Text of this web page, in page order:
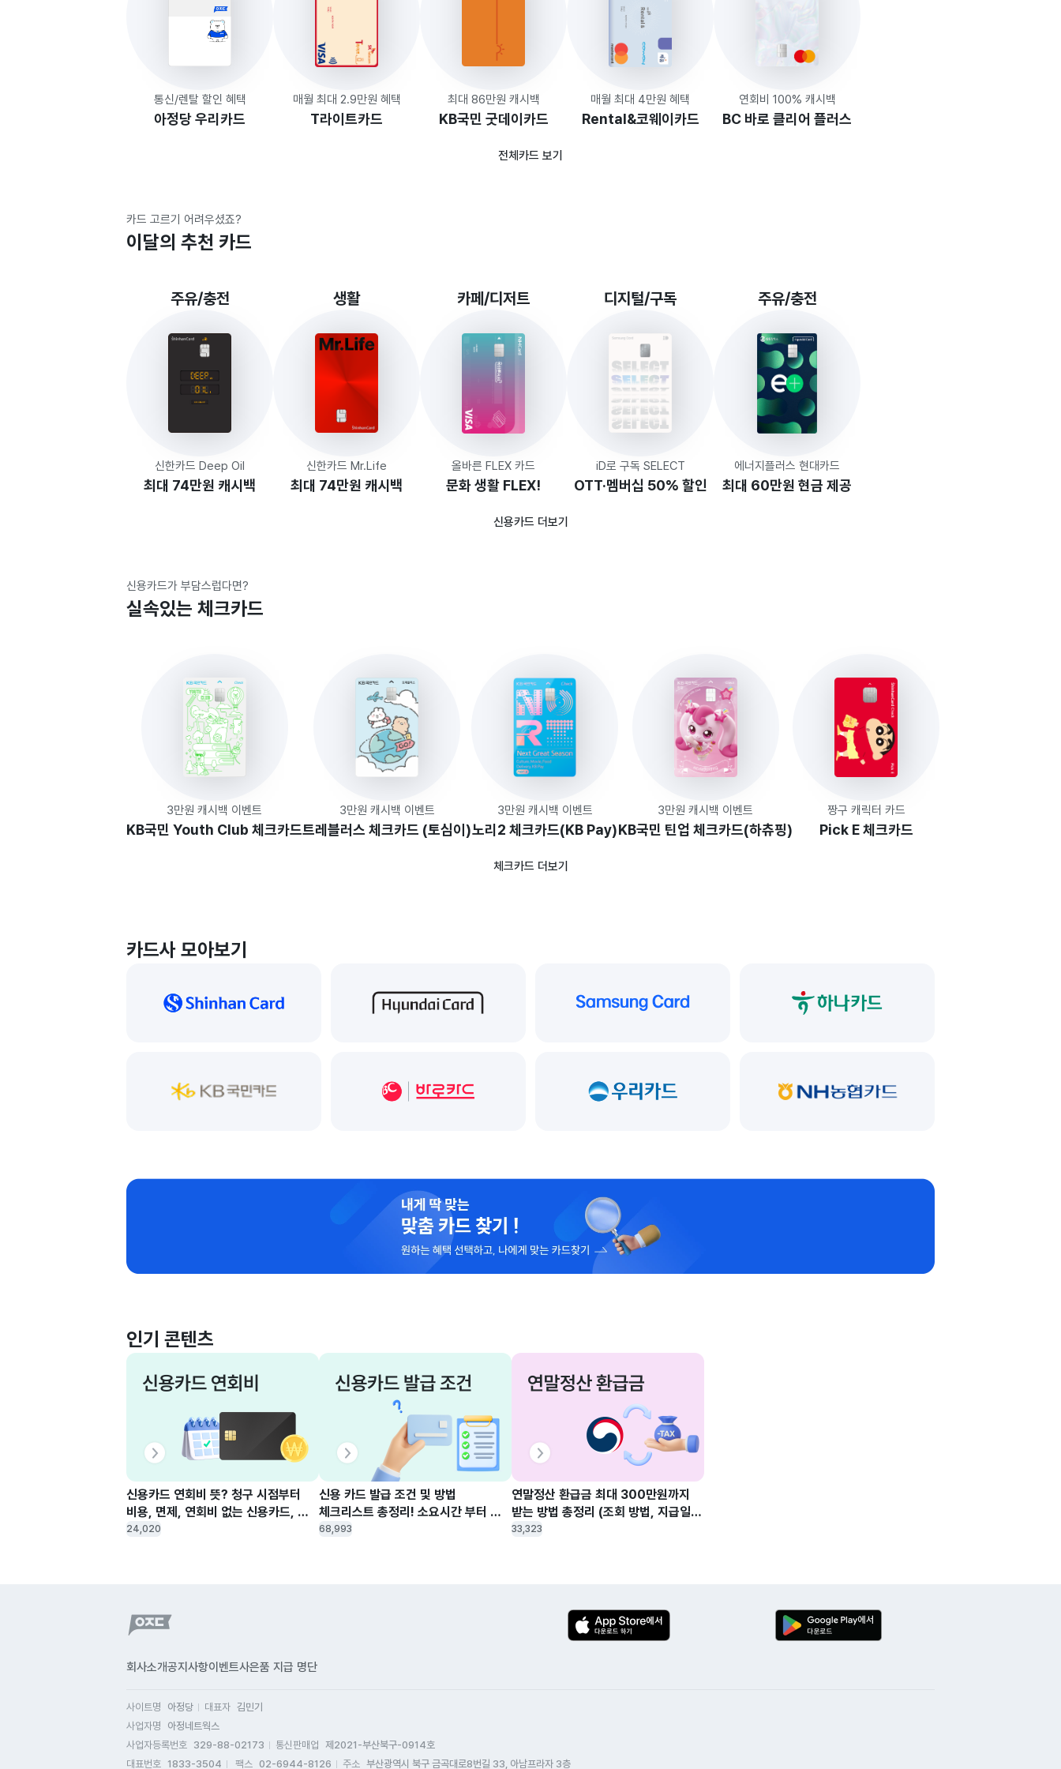
통신/렌탈 할인 혜택
아정당 우리카드
매월 최대 2.9만원 혜택
T라이트카드
최대 86만원 캐시백
KB국민 굿데이카드
매월 최대 4만원 혜택
Rental&코웨이카드
연회비 100% 캐시백
BC 바로 클리어 플러스
전체카드 보기
카드 고르기 어려우셨죠?
이달의 추천 카드
주유/충전
신한카드 Deep Oil
최대 74만원 캐시백
생활
신한카드 Mr.Life
최대 74만원 캐시백
카페/디저트
올바른 FLEX 카드
문화 생활 FLEX!
디지털/구독
iD로 구독 SELECT
OTT·멤버십 50% 할인
주유/충전
에너지플러스 현대카드
최대 60만원 현금 제공
신용카드 더보기
신용카드가 부담스럽다면?
실속있는 체크카드
3만원 캐시백 이벤트
KB국민 Youth Club 체크카드
3만원 캐시백 이벤트
트레블러스 체크카드 (토심이)
3만원 캐시백 이벤트
노리2 체크카드(KB Pay)
3만원 캐시백 이벤트
KB국민 틴업 체크카드(하츄핑)
짱구 캐릭터 카드
Pick E 체크카드
체크카드 더보기
카드사 모아보기
인기 콘텐츠
신용카드 연회비 뜻? 청구 시점부터
비용, 면제, 연회비 없는 신용카드,
환불 방법까지 한 눈에 보기
24,020
신용 카드 발급 조건 및 방법
체크리스트 총정리! 소요시간 부터
신청 조건 및 취소 제대로 알아보기
68,993
연말정산 환급금 최대 300만원까지
받는 방법 총정리 (조회 방법, 지급일,
계산기, 신용카드 체크카드 소득공제)
33,323
회사소개공지사항이벤트사은품 지급 명단
사이트명 아정당 대표자 김민기
사업자명
아정네트웍스
사업자등록번호 329-88-02173 통신판매업
제2021-부산북구-0914호
대표번호 1833-3504 팩스 02-6944-8126 주소 부산광역시 북구 금곡대로8번길 33, 아남프라자 3층